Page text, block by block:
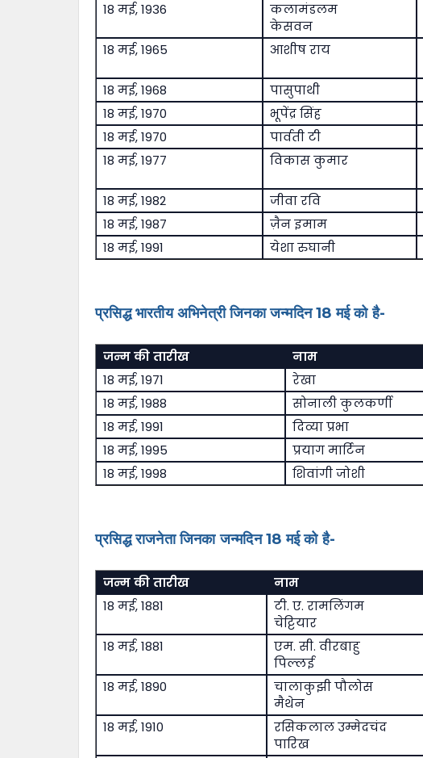
18 मई, 1936
कलामंडलम
केसवन
18 मई, 1965 आशीष राय
18 मई, 1968
पासुपाथी
18 मई, 1970
भूपेंद्र सिंह
18 मई, 1970
पार्वती टी
18 मई, 1977
विकास कुमार
18 मई, 1982
जीवा रवि
18 मई, 1987
ज़ैन इमाम
18 मई, 1991
येशा रुघानी
प्रसिद्ध भारतीय अभिनेत्री जिनका जन्मदिन 18 मई को है-
जन्म की तारीख नाम
18 मई, 1971
रेखा
18 मई, 1988
सोनाली कुलकर्णी
18 मई, 1991
दिव्या प्रभा
18 मई, 1995
प्रयाग मार्टिन
18 मई, 1998
शिवांगी जोशी
प्रसिद्ध राजनेता जिनका जन्मदिन 18 मई को है-
जन्म की तारीख नाम
18 मई, 1881
टी. ए. रामलिंगम
चेट्टियार
18 मई, 1881
एम. सी. वीरबाहु
पिल्लई
18 मई, 1890
चालाकुझी पौलोस
मैथेन
18 मई, 1910
रसिकलाल उम्मेदचंद
पारिख